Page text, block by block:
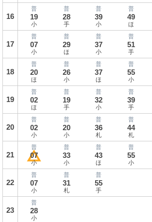
16
普
19
小
普
28
手
普
39
小
普
49
ほ
17
普
07
小
普
29
ほ
普
37
小
普
51
手
18
普
20
ほ
普
26
小
普
37
ほ
普
55
小
19
普
02
ほ
普
19
手
普
32
小
普
39
手
20
普
02
小
普
20
小
普
36
札
普
44
札
21
普
07
小
普
33
小
普
43
ほ
普
55
小
22
普
07
小
普
31
札
普
55
手
23
普
28
小